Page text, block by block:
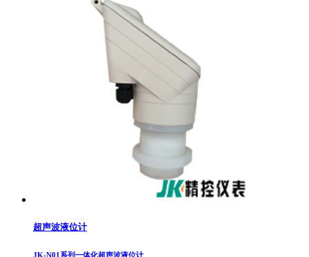
超声波液位计
JK-N01系列一体化超声波液位计